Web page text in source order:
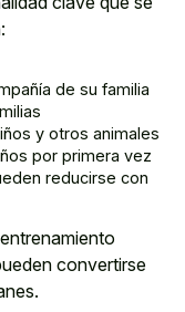
de su familia
y otros animales
por primera vez
reducirse con
convertirse